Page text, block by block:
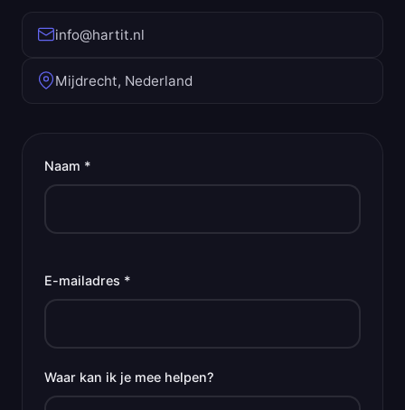
info@hartit.nl
Mijdrecht, Nederland
Naam *
E-mailadres *
Waar kan ik je mee helpen?